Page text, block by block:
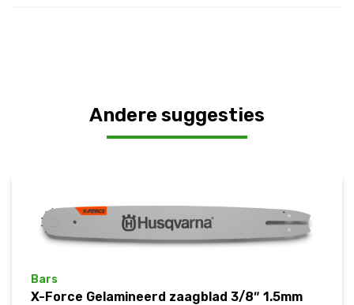
Andere suggesties
Bars
X-Force Gelamineerd zaagblad 3/8″ 1.5mm